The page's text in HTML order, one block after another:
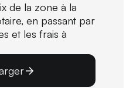
de la zone à la
en passant par
et les frais à